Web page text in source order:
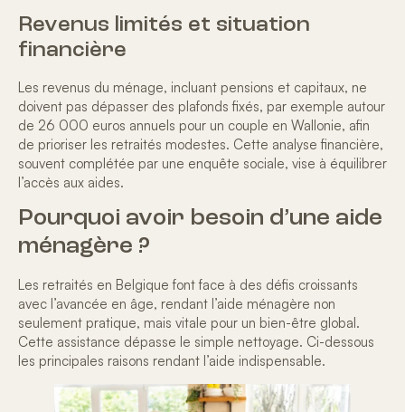
Revenus limités et situation
financière
Les revenus du ménage, incluant pensions et capitaux, ne
doivent pas dépasser des plafonds fixés, par exemple autour
de 26 000 euros annuels pour un couple en Wallonie, afin
de prioriser les retraités modestes. Cette analyse financière,
souvent complétée par une enquête sociale, vise à équilibrer
l’accès aux aides.
Pourquoi avoir besoin d’une aide
ménagère ?
Les retraités en Belgique font face à des défis croissants
avec l’avancée en âge, rendant l’aide ménagère non
seulement pratique, mais vitale pour un bien-être global.
Cette assistance dépasse le simple nettoyage. Ci-dessous
les principales raisons rendant l’aide indispensable.